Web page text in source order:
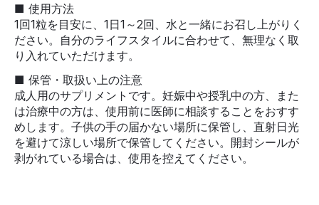
■ 使用方法
1回1粒を目安に、1日1～2回、水と一緒にお召し上がりく
ださい。自分のライフスタイルに合わせて、無理なく取
り入れていただけます。
■ 保管・取扱い上の注意
成人用のサプリメントです。妊娠中や授乳中の方、また
は治療中の方は、使用前に医師に相談することをおすす
めします。子供の手の届かない場所に保管し、直射日光
を避けて涼しい場所で保管してください。開封シールが
剥がれている場合は、使用を控えてください。